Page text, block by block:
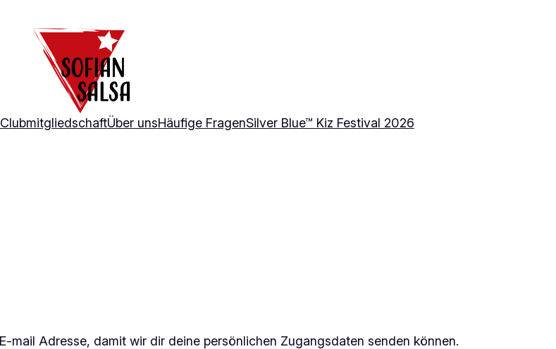
ClubmitgliedschaftÜber unsHäufige FragenSilver Blue™ Kiz Festival 2026
Adresse, damit wir dir deine persönlichen Zugangsdaten senden können.